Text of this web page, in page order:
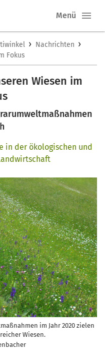
Menü
› Nachrichten ›
Fokus
Wiesen im
in der ökologischen und
im Jahr 2020 zielen
Wiesen.